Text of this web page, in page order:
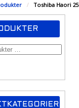
/ Toshiba Haori 25